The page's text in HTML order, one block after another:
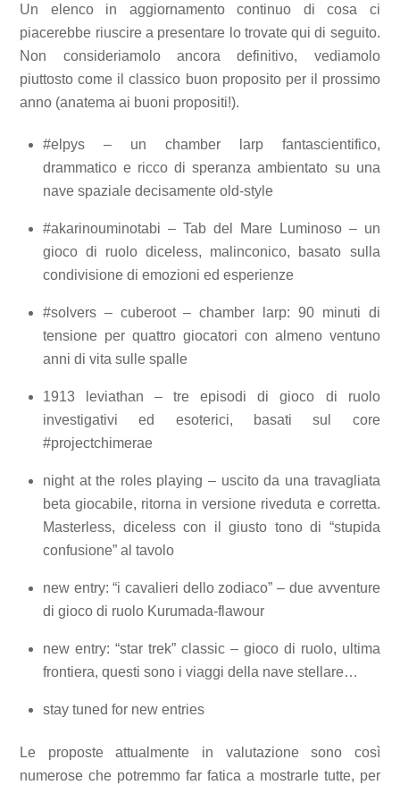
Un elenco in aggiornamento continuo di cosa ci
piacerebbe riuscire a presentare lo trovate qui di seguito.
Non consideriamolo ancora definitivo, vediamolo
piuttosto come il classico buon proposito per il prossimo
anno (anatema ai buoni propositi!).
#elpys – un chamber larp fantascientifico,
drammatico e ricco di speranza ambientato su una
nave spaziale decisamente old-style
#akarinouminotabi – Tab del Mare Luminoso – un
gioco di ruolo diceless, malinconico, basato sulla
condivisione di emozioni ed esperienze
#solvers – cuberoot – chamber larp: 90 minuti di
tensione per quattro giocatori con almeno ventuno
anni di vita sulle spalle
1913 leviathan – tre episodi di gioco di ruolo
investigativi ed esoterici, basati sul core
#projectchimerae
night at the roles playing – uscito da una travagliata
beta giocabile, ritorna in versione riveduta e corretta.
Masterless, diceless con il giusto tono di “stupida
confusione” al tavolo
new entry: “i cavalieri dello zodiaco” – due avventure
di gioco di ruolo Kurumada-flawour
new entry: “star trek” classic – gioco di ruolo, ultima
frontiera, questi sono i viaggi della nave stellare…
stay tuned for new entries
Le proposte attualmente in valutazione sono così
numerose che potremmo far fatica a mostrarle tutte, per